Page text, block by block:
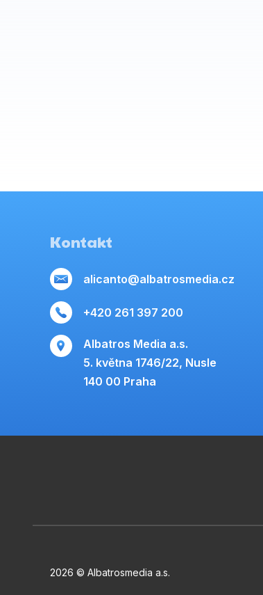
Kontakt
alicanto@albatrosmedia.cz
+420 261 397 200
Albatros Media a.s.
5. května 1746/22, Nusle
140 00 Praha
2026 © Albatrosmedia a.s.